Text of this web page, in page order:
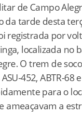
de Campo
da tarde desta
registrada por
localizada no
O trem de
452, ABTR-68
para o
ameaçavam a